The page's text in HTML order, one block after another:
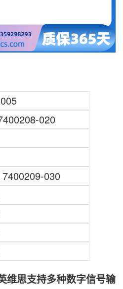
020
7400209-030
维思支持多种数字信号输